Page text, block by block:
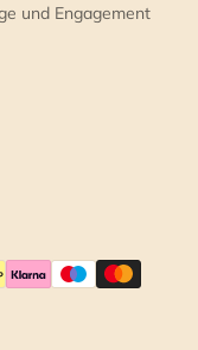
und Engagement